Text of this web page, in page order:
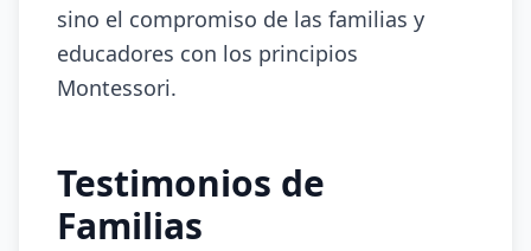
sino el compromiso de las familias y
educadores con los principios
Montessori.
Testimonios de
Familias